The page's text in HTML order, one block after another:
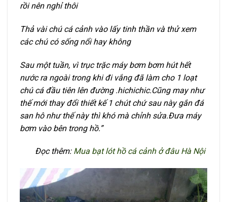
rồi nên nghỉ thôi
Thả vài chú cá cảnh vào lấy tinh thần và thử xem
các chú có sống nổi hay không
Sau một tuần, vì trục trặc máy bơm bơm hút hết
nước ra ngoài trong khi đi vắng đã làm cho 1 loạt
chú cá đầu tiên lên đường .hichichic.Cũng may như
thế mới thay đổi thiết kế 1 chút chứ sau này gắn đá
san hô như thế này thì khó mà chỉnh sửa.Đưa máy
bơm vào bên trong hồ.”
Đọc thêm: Mua bạt lót hồ cá cảnh ở đâu Hà Nội